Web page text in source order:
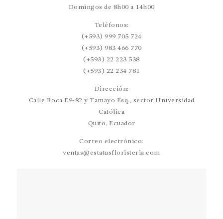
Domingos de 8h00 a 14h00
Teléfonos:
(+593) 999 705 724
(+593) 983 466 770
(+593) 22 223 538
(+593) 22 234 781
Dirección:
Calle Roca E9-82 y Tamayo Esq., sector Universidad
Católica
Quito, Ecuador
Correo electrónico:
ventas@estatusfloristeria.com